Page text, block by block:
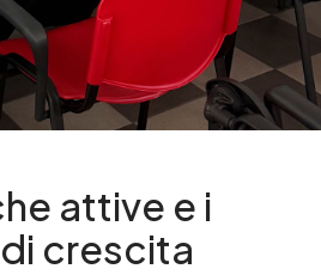
attive e i
crescita